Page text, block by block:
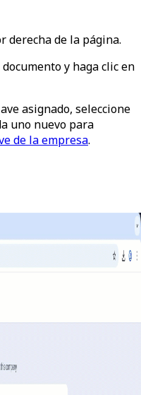
derecha de la página.
y haga clic en
asignado, seleccione
uno nuevo para
de la empresa.